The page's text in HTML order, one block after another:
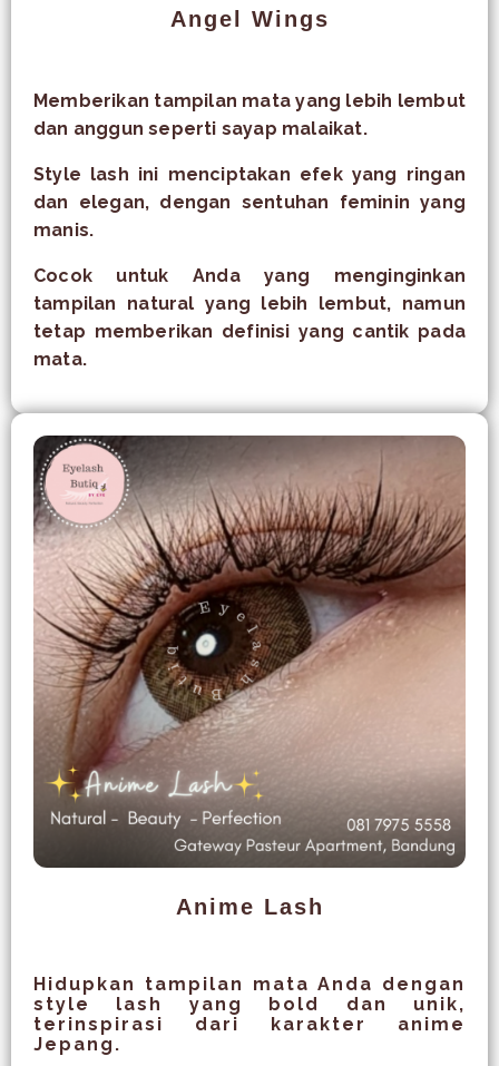
Angel Wings
Memberikan tampilan mata yang lebih lembut
dan anggun seperti sayap malaikat.
Style lash ini menciptakan efek yang ringan
dan elegan, dengan sentuhan feminin yang
manis.
Cocok untuk Anda yang menginginkan
tampilan natural yang lebih lembut, namun
tetap memberikan definisi yang cantik pada
mata.
Anime Lash
Hidupkan tampilan mata Anda dengan
style lash yang bold dan unik,
terinspirasi dari karakter anime
Jepang.